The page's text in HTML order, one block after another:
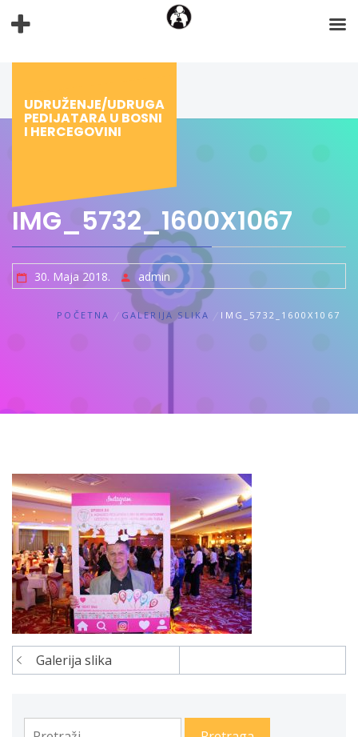
na
UDRUŽENJE/UDRUGA
PEDIJATARA U BOSNI
I HERCEGOVINI
IMG_5732_1600X1067
30. Maja 2018. admin
POČETNA GALERIJA SLIKA IMG_5732_1600X1067
Navigacija
Galerija slika
Pretraga: